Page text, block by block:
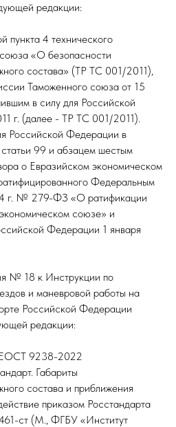
редакции:
пункта 4 технического
«О безопасности
состава» (ТР ТС 001/2011),
Таможенного союза от 15
в силу для Российской
г. (далее - ТР ТС 001/2011).
Российской Федерации в
99 и абзацем шестым
о Евразийском экономическом
Федеральным
г. № 279-ФЗ «О ратификации
союзе» и
Федерации 1 января
№ 18 к Инструкции по
и маневровой работы на
Российской Федерации
редакции:
ЕОСТ 9238-2022
Габариты
состава и приближения
приказом Росстандарта
ст (М., ФГБУ «Институт